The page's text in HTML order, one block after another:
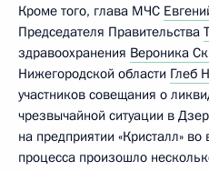
Кроме того, глава МЧС
Председателя Правительства
здравоохранения Вероника
Нижегородской области Глеб
участников совещания о
чрезвычайной ситуации в
на предприятии «Кристалл»
процесса произошло